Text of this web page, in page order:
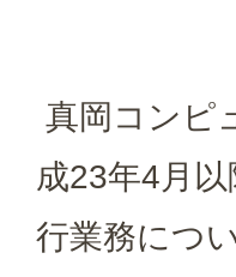
真岡コンピ
成23年4月
行業務につ